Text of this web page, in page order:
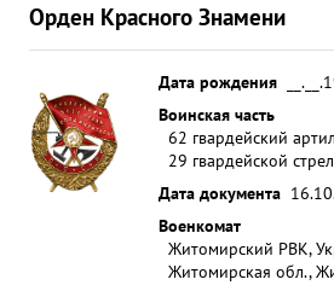
Орден Красного Знамени
Дата рождения
Воинская часть
62 гвардейский
29 гвардейской
Дата документа
Военкомат
Житомирский РВК,
Житомирская обл.,